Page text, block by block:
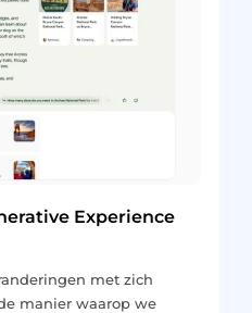
Experience
met zich
manier waarop we